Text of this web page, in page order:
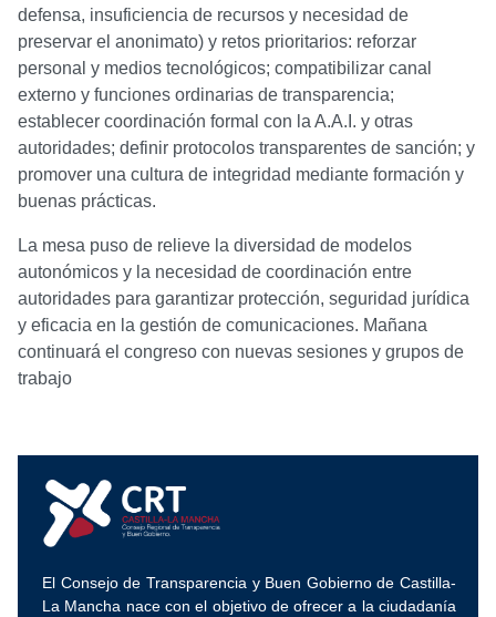
defensa, insuficiencia de recursos y necesidad de
preservar el anonimato) y retos prioritarios: reforzar
personal y medios tecnológicos; compatibilizar canal
externo y funciones ordinarias de transparencia;
establecer coordinación formal con la A.A.I. y otras
autoridades; definir protocolos transparentes de sanción; y
promover una cultura de integridad mediante formación y
buenas prácticas.
La mesa puso de relieve la diversidad de modelos
autonómicos y la necesidad de coordinación entre
autoridades para garantizar protección, seguridad jurídica
y eficacia en la gestión de comunicaciones. Mañana
continuará el congreso con nuevas sesiones y grupos de
trabajo
El Consejo de Transparencia y Buen Gobierno de Castilla-
La Mancha nace con el objetivo de ofrecer a la ciudadanía